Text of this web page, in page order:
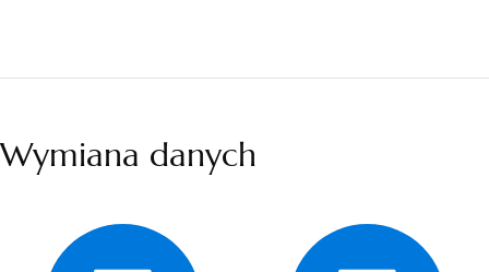
Wymiana danych